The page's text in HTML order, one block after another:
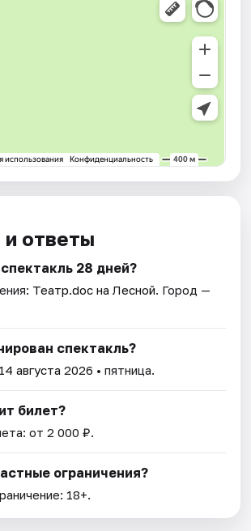
ответы
28 дней?
Театр.doc на Лесной. Город —
спектакль?
14 августа 2026 • пятница.
билет?
от 2 000 ₽.
ограничения?
18+.